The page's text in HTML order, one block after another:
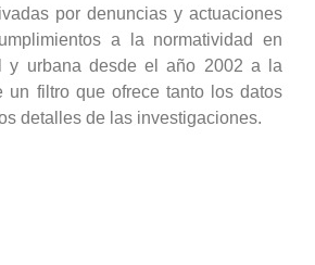
por denuncias y actuaciones
a la normatividad en
y urbana desde el año 2002 a la
un filtro que ofrece tanto los datos
detalles de las investigaciones.